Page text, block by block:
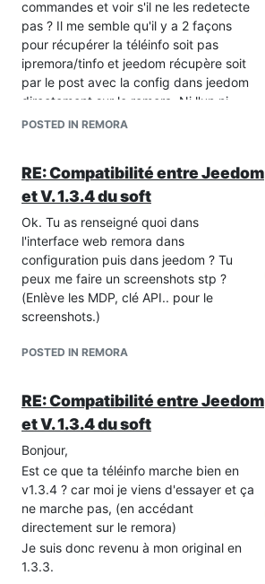
commandes et voir s'il ne les redetecte
pas ? Il me semble qu'il y a 2 façons
pour récupérer la téléinfo soit pas
ipremora/tinfo et jeedom récupère soit
par le post avec la config dans jeedom
directement sur le remora. Ni l'un ni
autre ne fonctionne ?
POSTED IN REMORA
RE: Compatibilité entre Jeedom
et V. 1.3.4 du soft
Ok. Tu as renseigné quoi dans
l'interface web remora dans
configuration puis dans jeedom ? Tu
peux me faire un screenshots stp ?
(Enlève les MDP, clé API.. pour le
screenshots.)
POSTED IN REMORA
RE: Compatibilité entre Jeedom
et V. 1.3.4 du soft
Bonjour,
Est ce que ta téléinfo marche bien en
v1.3.4 ? car moi je viens d'essayer et ça
ne marche pas, (en accédant
directement sur le remora)
Je suis donc revenu à mon original en
1.3.3.